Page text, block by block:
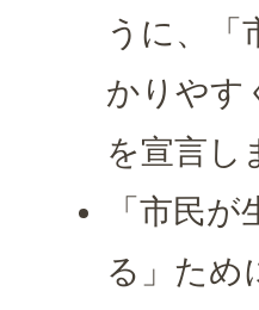
うに、「
かりやす
を宣言し
「市民
る」ため